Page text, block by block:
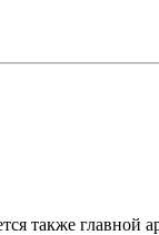
также главной